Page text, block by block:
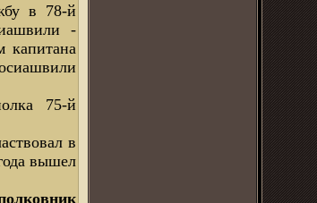
в 78-й
-
капитана
75-й
в
вышел